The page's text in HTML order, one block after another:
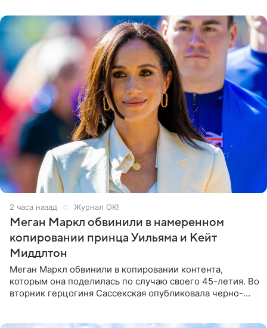
2 часа назад Журнал OK!
Меган Маркл обвинили в намеренном
копировании принца Уильяма и Кейт
Миддлтон
Меган Маркл обвинили в копировании контента,
которым она поделилась по случаю своего 45-летия. Во
вторник герцогиня Сассекская опубликовала черно-